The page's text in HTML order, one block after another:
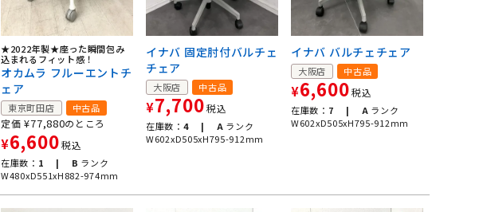
★2022年製★座った瞬間包み
込まれるフィット感！
オカムラ フルーエントチ
ェア
東京町田店 中古品
定価 ¥77,880のところ
¥6,600税込
在庫数： 1 | B ランク
W480xD551xH882-974mm
イナバ 固定肘付バルチェ
チェア
大阪店 中古品
¥7,700税込
在庫数： 4 | A ランク
W602xD505xH795-912mm
イナバ バルチェチェア
大阪店 中古品
¥6,600税込
在庫数： 7 | A ランク
W602xD505xH795-912mm